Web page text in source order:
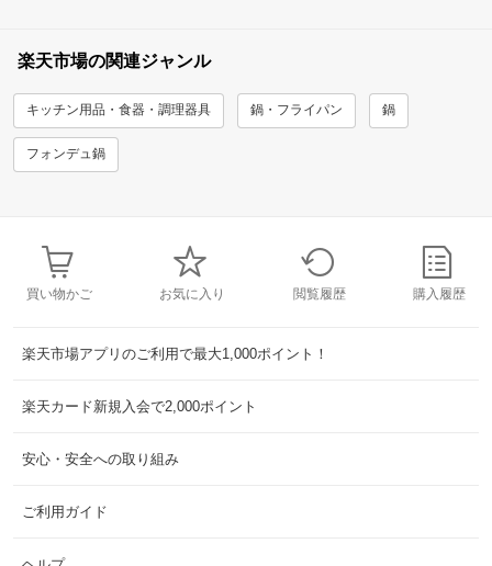
楽天市場の関連ジャンル
キッチン用品・食器・調理器具 鍋・フライパン 鍋
フォンデュ鍋
買い物かご お気に入り 閲覧履歴 購入履歴
楽天市場アプリのご利用で最大1,000ポイント！
楽天カード新規入会で2,000ポイント
安心・安全への取り組み
ご利用ガイド